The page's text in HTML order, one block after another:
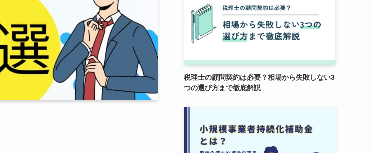
税理士の顧問契約は必要？相場から失敗しない3
つの選び方まで徹底解説